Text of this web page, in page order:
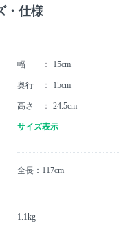
・仕様
幅
15cm
奥行 15cm
高さ 24.5cm
サイズ表示
全長：117cm
1.1kg